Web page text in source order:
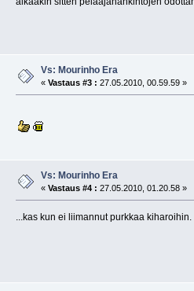
Vs: Mourinho Era
«Vastaus #3 : 27.05.2010, 00.59.59 »
Vs: Mourinho Era
«Vastaus #4 : 27.05.2010, 01.20.58 »
...kas kun ei liimannut purkkaa kiharoihin.